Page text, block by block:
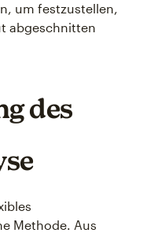
um festzustellen,
abgeschnitten
des
Methode. Aus